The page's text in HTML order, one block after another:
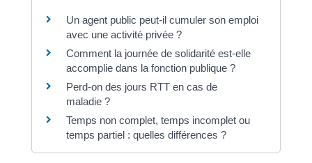
Un agent public peut-il cumuler son emploi
avec une activité privée ?
Comment la journée de solidarité est-elle
accomplie dans la fonction publique ?
Perd-on des jours RTT en cas de
maladie ?
Temps non complet, temps incomplet ou
temps partiel : quelles différences ?